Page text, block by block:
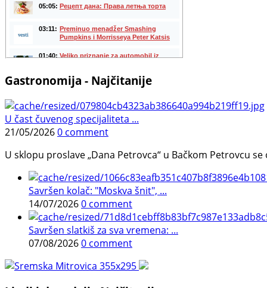
Gastronomija - Najčitanije
U čast čuvenog specijaliteta ...
21/05/20260 comment
U sklopu proslave „Dana Petrovca“ u Bačkom Petrovcu
Savršen kolač: "Moskva šnit", ...
14/07/20260 comment
Savršen slatkiš za sva vremena: ...
07/08/20260 comment